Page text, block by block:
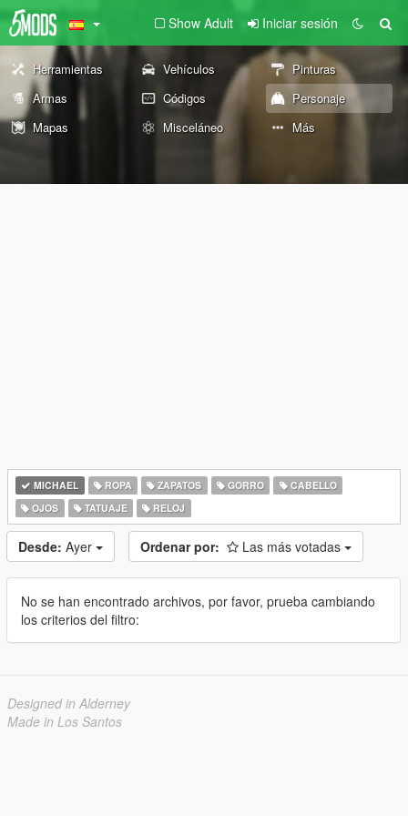
Show Adult Iniciar sesión
Herramientas Vehículos
Pinturas
Armas
Códigos
Personaje
Mapas
Misceláneo Más
MICHAEL ROPA ZAPATOS GORRO
CABELLO
OJOS
TATUAJE RELOJ
Desde: Ayer Ordenar por: Las más votadas
No se han encontrado archivos, por favor, prueba cambiando
los criterios del filtro:
Designed in Alderney
Made in Los Santos